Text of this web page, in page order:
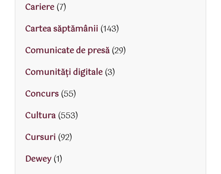
Cariere(7)
Cartea săptămânii (143)
Comunicate de presă(29)
Comunități digitale(3)
Concurs(55)
Cultura(553)
Cursuri (92)
Dewey(1)